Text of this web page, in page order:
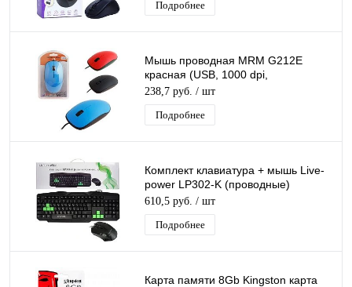
Подробнее
Мышь проводная MRM G212E
красная (USB, 1000 dpi,
оптическая, 3 кнопки)
238,7 руб. / шт
Подробнее
Комплект клавиатура + мышь Live-
power LP302-K (проводные)
игровая
610,5 руб. / шт
Подробнее
Карта памяти 8Gb Kingston карта